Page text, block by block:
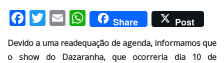
Facebook
Twitter
EmailWhatsApp
Share Post
Devido a uma readequação de agenda, informamos que
o show do Dazaranha, que ocorreria dia 10 de